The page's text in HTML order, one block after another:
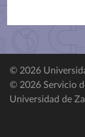
© 2026
© 2026 Servicio
Universidad de